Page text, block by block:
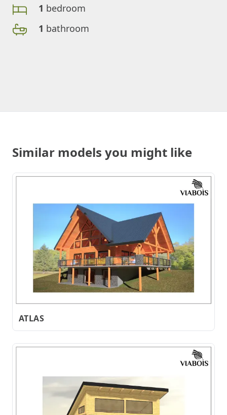
1 bedroom
1 bathroom
Similar models you might like
ATLAS